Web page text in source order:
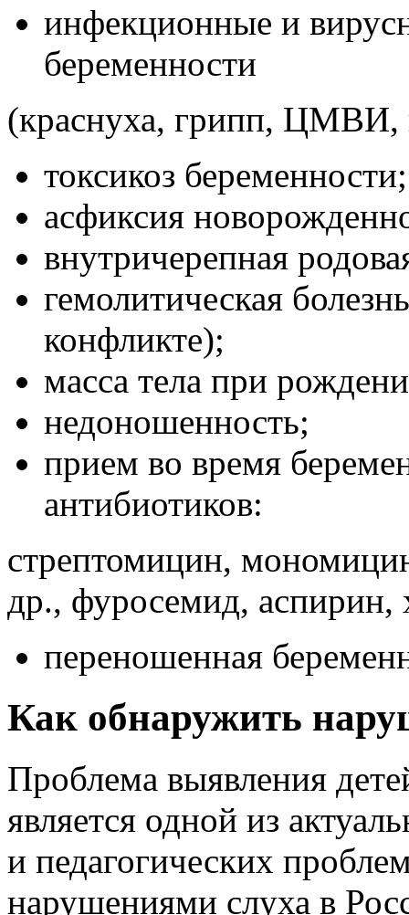
инфекционные и
беременности
(краснуха, грипп, ЦМВИ,
токсикоз беременности;
асфиксия
внутричерепная
гемолитическая
конфликте);
масса тела при
недоношенность;
прием во время
антибиотиков:
стрептомицин,
др., фуросемид, аспирин,
переношенная
Как обнаружить
Проблема выявления
является одной из
и педагогических
нарушениями слуха в